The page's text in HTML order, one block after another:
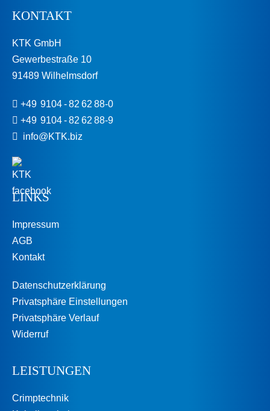
KONTAKT
KTK GmbH
Gewerbestraße 10
91489 Wilhelmsdorf
+49 9104 - 82 62 88-0
+49 9104 - 82 62 88-9
info@KTK.biz
LINKS
Impressum
AGB
Kontakt
Datenschutzerklärung
Privatsphäre Einstellungen
Privatsphäre Verlauf
Widerruf
LEISTUNGEN
Crimptechnik